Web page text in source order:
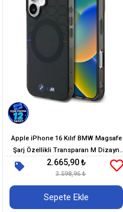
Apple iPhone 16 Kılıf BMW Magsafe
Şarj Özellikli Transparan M Dizayn
Orjinal Lisanslı Kapak
2.665,90 ₺
3.598,96 ₺
Sepete Ekle